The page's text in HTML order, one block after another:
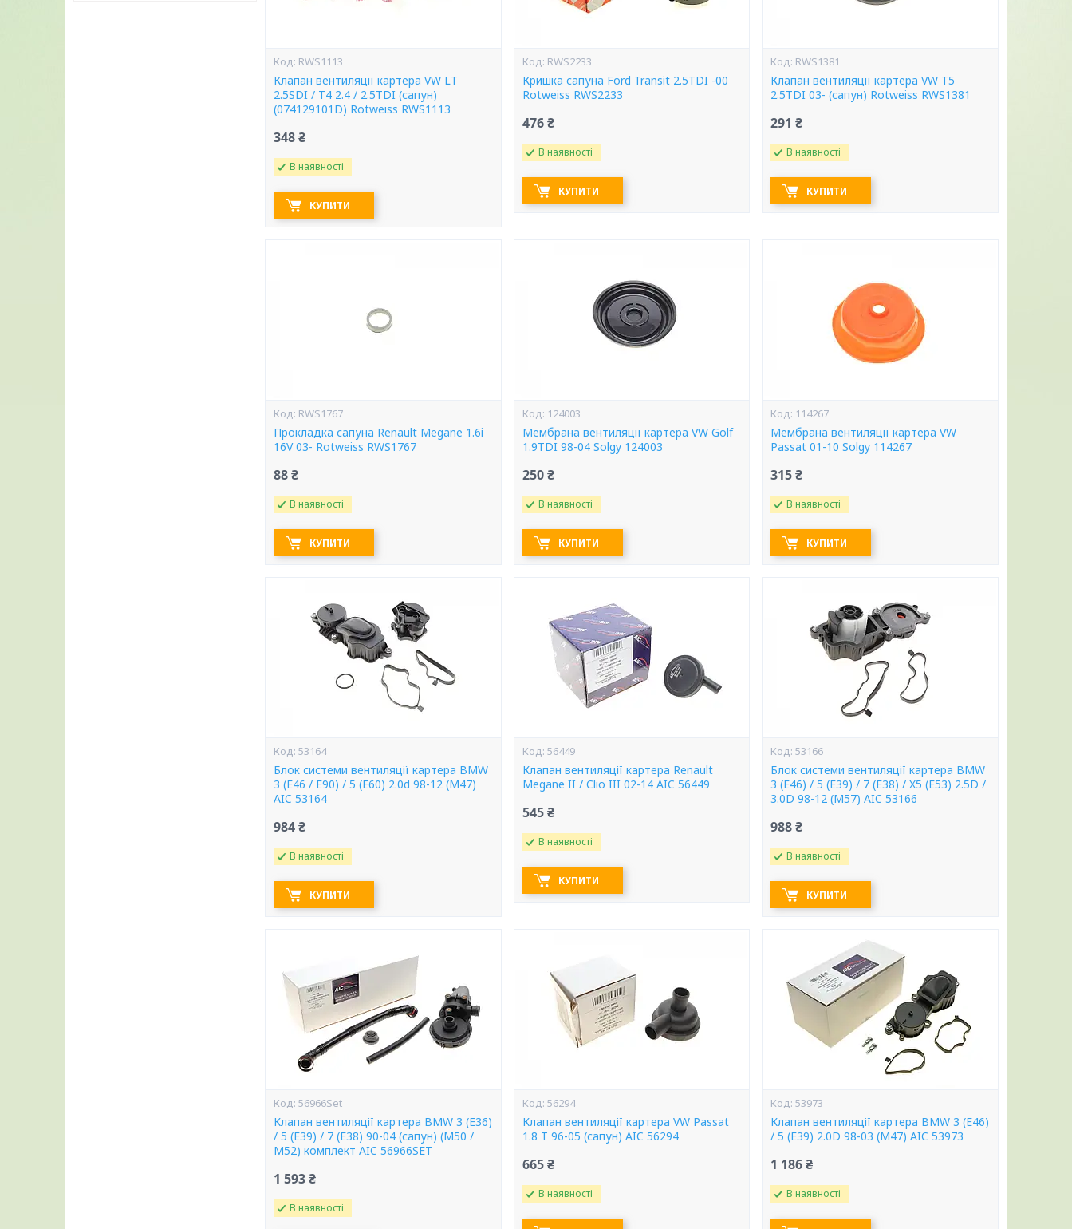
RWS1113
Клапан вентиляції картера VW LT
2.5SDI / T4 2.4 / 2.5TDI (сапун)
(074129101D) Rotweiss RWS1113
348 ₴
В наявності
КУПИТИ
RWS2233
Кришка сапуна Ford Transit 2.5TDI -00
Rotweiss RWS2233
476 ₴
В наявності
КУПИТИ
RWS1381
Клапан вентиляції картера VW T5
2.5TDI 03- (сапун) Rotweiss RWS1381
291 ₴
В наявності
КУПИТИ
RWS1767
Прокладка сапуна Renault Megane 1.6i
16V 03- Rotweiss RWS1767
88 ₴
В наявності
КУПИТИ
124003
Мембрана вентиляції картера VW Golf
1.9TDI 98-04 Solgy 124003
250 ₴
В наявності
КУПИТИ
114267
Мембрана вентиляції картера VW
Passat 01-10 Solgy 114267
315 ₴
В наявності
КУПИТИ
53164
Блок системи вентиляції картера BMW
3 (E46 / E90) / 5 (E60) 2.0d 98-12 (M47)
AIC 53164
984 ₴
В наявності
КУПИТИ
56449
Клапан вентиляції картера Renault
Megane II / Clio III 02-14 AIC 56449
545 ₴
В наявності
КУПИТИ
53166
Блок системи вентиляції картера BMW
3 (E46) / 5 (E39) / 7 (E38) / X5 (E53) 2.5D /
3.0D 98-12 (M57) AIC 53166
988 ₴
В наявності
КУПИТИ
56966Set
Клапан вентиляції картера BMW 3 (E36)
/ 5 (E39) / 7 (E38) 90-04 (сапун) (M50 /
M52) комплект AIC 56966SET
1 593 ₴
В наявності
56294
Клапан вентиляції картера VW Passat
1.8 T 96-05 (сапун) AIC 56294
665 ₴
В наявності
53973
Клапан вентиляції картера BMW 3 (E46)
/ 5 (E39) 2.0D 98-03 (M47) AIC 53973
1 186 ₴
В наявності